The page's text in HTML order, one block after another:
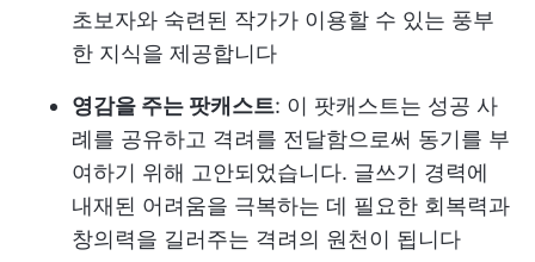
초보자와 숙련된 작가가 이용할 수 있는 풍부
한 지식을 제공합니다
영감을 주는 팟캐스트: 이 팟캐스트는 성공 사
례를 공유하고 격려를 전달함으로써 동기를 부
여하기 위해 고안되었습니다. 글쓰기 경력에
내재된 어려움을 극복하는 데 필요한 회복력과
창의력을 길러주는 격려의 원천이 됩니다